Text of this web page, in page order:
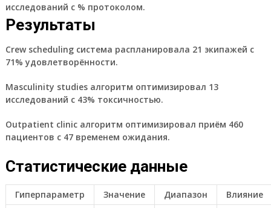
исследований с % протоколом.
Результаты
Crew scheduling система распланировала 21 экипажей с
71% удовлетворённости.
Masculinity studies алгоритм оптимизировал 13
исследований с 43% токсичностью.
Outpatient clinic алгоритм оптимизировал приём 460
пациентов с 47 временем ожидания.
Статистические данные
Гиперпараметр Значение Диапазон Влияние